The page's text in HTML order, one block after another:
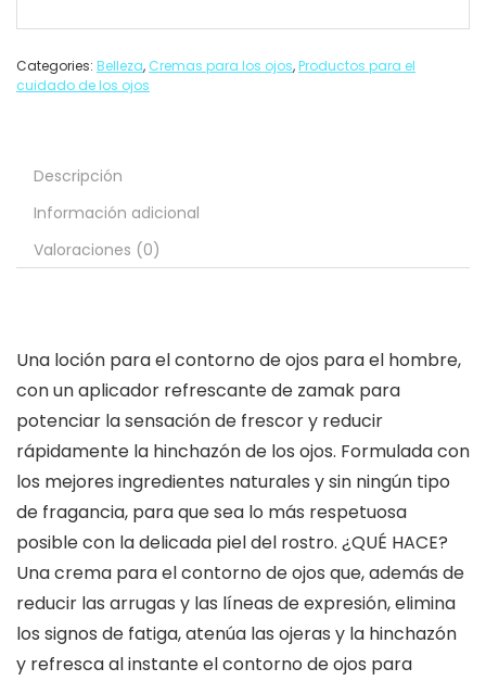
Categories: Belleza, Cremas para los ojos,Productos para el
cuidado de los ojos
Descripción
Información adicional
Valoraciones (0)
Una loción para el contorno de ojos para el hombre,
con un aplicador refrescante de zamak para
potenciar la sensación de frescor y reducir
rápidamente la hinchazón de los ojos. Formulada con
los mejores ingredientes naturales y sin ningún tipo
de fragancia, para que sea lo más respetuosa
posible con la delicada piel del rostro. ¿QUÉ HACE?
Una crema para el contorno de ojos que, además de
reducir las arrugas y las líneas de expresión, elimina
los signos de fatiga, atenúa las ojeras y la hinchazón
y refresca al instante el contorno de ojos para